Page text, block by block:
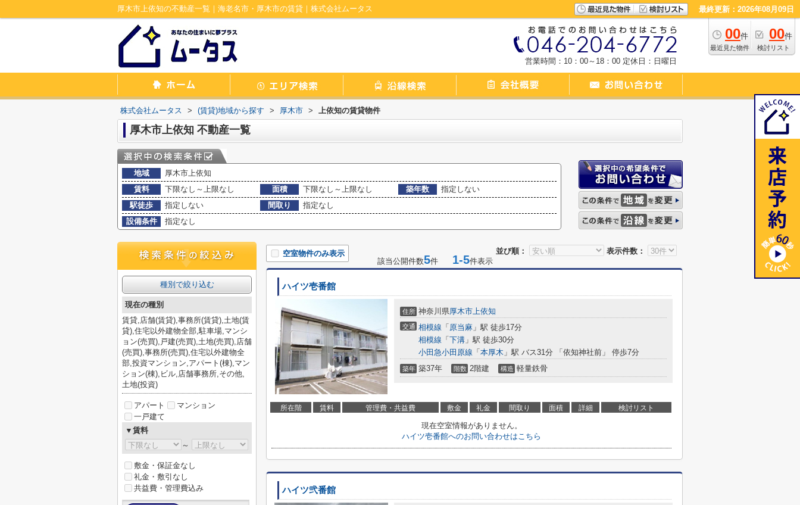
厚木市上依知の不動産一覧｜海老名市・厚木市の賃貸｜株式会社ムータス 最終更新：2026年08月09日
00件
最近見た物件
00件
検討リスト
営業時間：10：00～18：00 定休日：日曜日
株式会社ムータス > (賃貸)地域から探す > 厚木市 > 上依知の賃貸物件
厚木市上依知 不動産一覧
地域
厚木市上依知
賃料
下限なし～上限なし 面積 下限なし～上限なし 築年数
指定しない
駅徒歩
指定しない 間取り
指定なし
設備条件
指定なし
並び順： 表示件数：
空室物件のみ表示
該当公開件数5件 1-5件表示
ハイツ壱番館
住所 神奈川県厚木市上依知
交通 相模線 「 原当麻 」駅 徒歩17分
相模線 「 下溝 」駅 徒歩30分
小田急小田原線 「 本厚木 」駅 バス31分 「依知神社前」 停歩7分
築年 築37年 階数 2階建 構造 軽量鉄骨
所在階 賃料 管理費・共益費 敷金 礼金 間取り 面積 詳細 検討リスト
現在空室情報がありません。
ハイツ壱番館へのお問い合わせはこちら
ハイツ弐番館
種別で絞り込む
現在の種別
賃貸,店舗(賃貸),事務所(賃貸),土地(賃
貸),住宅以外建物全部,駐車場,マンシ
ョン(売買),戸建(売買),土地(売買),店舗
(売買),事務所(売買),住宅以外建物全
部,投資マンション,アパート(棟),マン
ション(棟),ビル,店舗事務所,その他,
土地(投資)
アパート
マンション
一戸建て
▼賃料
～
敷金・保証金なし
礼金・敷引なし
共益費・管理費込み